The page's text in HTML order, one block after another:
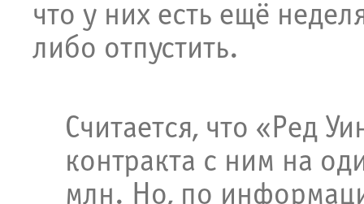
что у них есть ещё
либо отпустить.
Считается, что «Ред
контракта с ним на
млн. Но, по